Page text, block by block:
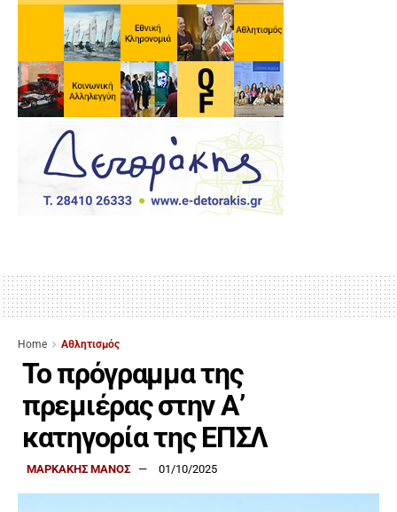
Home Αθλητισμός
Το πρόγραμμα της
πρεμιέρας στην Α’
κατηγορία της ΕΠΣΛ
ΜΑΡΚΑΚΗΣ ΜΑΝΟΣ 01/10/2025